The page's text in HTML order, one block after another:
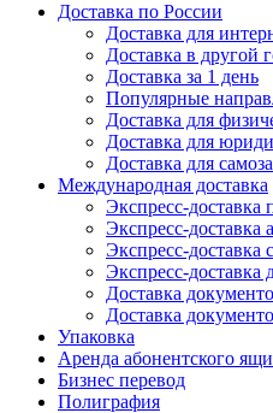
Доставка по России
Доставка для
Доставка в другой
Доставка за 1 день
Популярные
Доставка для
Доставка для
Доставка для
Международная доставка
Экспресс-доставка
Экспресс-доставка
Экспресс-доставка
Экспресс-доставка
Доставка
Доставка
Упаковка
Аренда абонентского
Бизнес перевод
Полиграфия